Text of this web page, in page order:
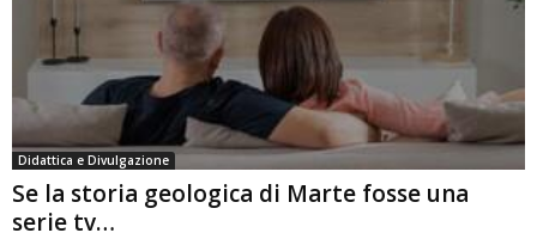
Didattica e Divulgazione
Se la storia geologica di Marte fosse una
serie tv…